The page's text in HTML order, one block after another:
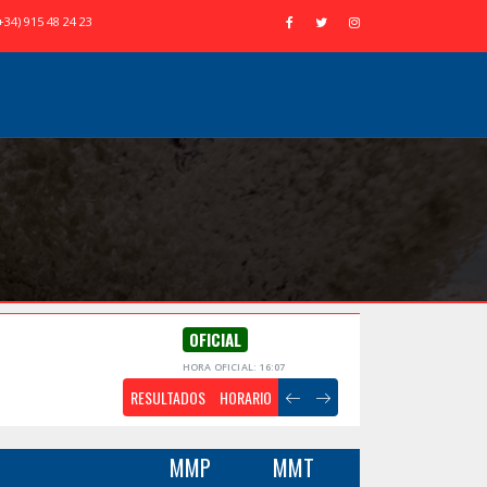
915 48 24 23
OFICIAL
HORA OFICIAL: 16:07
RESULTADOS HORARIO
MMP MMT